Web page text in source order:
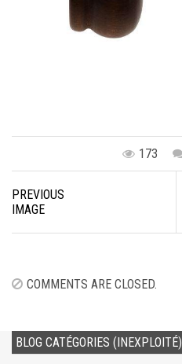
173
navigation
PREVIOUS
IMAGE
COMMENTS ARE CLOSED.
BLOG CATÉGORIES (INEXPLOITÉ)